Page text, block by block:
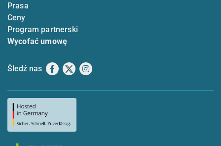
Prasa
Ceny
Program partnerski
Wycofać umowę
Śledź nas Facebook
X Instagram